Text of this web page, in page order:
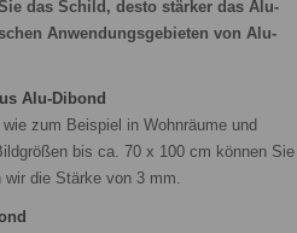
das Schild, desto stärker das Alu-
Anwendungsgebieten von Alu-
Alu-Dibond
zum Beispiel in Wohnräume und
bis ca. 70 x 100 cm können Sie
die Stärke von 3 mm.